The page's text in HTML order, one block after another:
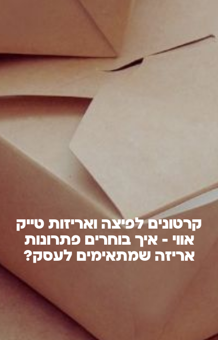
קרטונים לפיצה ואריזות טייק
אווי – איך בוחרים פתרונות
אריזה שמתאימים לעסק?